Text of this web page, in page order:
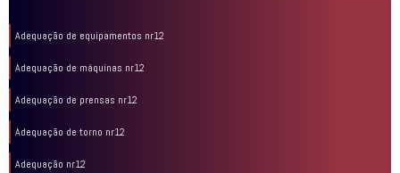
Adequação de equipamentos nr12
Adequação de máquinas nr12
Adequação de prensas nr12
Adequação de torno nr12
Adequação nr12